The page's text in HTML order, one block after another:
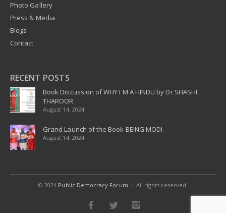
Photo Gallery
Press & Media
Blogs
Contact
RECENT POSTS
Book Discussion of WHY I M A HINDU by Dr SHASHI
THAROOR
August 14, 2024
Grand Launch of the Book BEING MODI
August 14, 2024
© 2024 Public Democracy Forum. | All rights reserved.